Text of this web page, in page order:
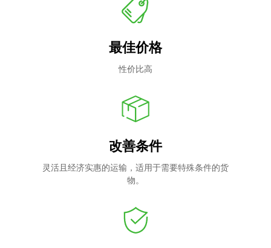
最佳价格
性价比高
改善条件
灵活且经济实惠的运输，适用于需要特殊条件的货
物。